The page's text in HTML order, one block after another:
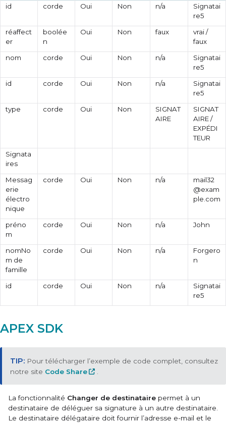
id
corde Oui Non n/a
Signatai
re5
réaffect
er
boolée
n
Oui Non faux
vrai /
faux
nom
corde Oui Non n/a
Signatai
re5
id
corde Oui Non n/a
Signatai
re5
type
corde Oui Non
SIGNAT
AIRE
SIGNAT
AIRE /
EXPÉDI
TEUR
Signata
ires
Messag
erie
électro
nique
corde Oui Non n/a
mail32
@exam
ple.com
préno
m
corde Oui Non n/a John
nomNo
m de
famille
corde Oui Non n/a
Forgero
n
id corde Oui Non n/a
Signatai
re5
APEX SDK
Pour télécharger l’exemple de code complet, consultez
notre site Code Share .
La fonctionnalité Changer de destinataire permet à un
destinataire de déléguer sa signature à un autre destinataire.
Le destinataire délégataire doit fournir l’adresse e-mail et le